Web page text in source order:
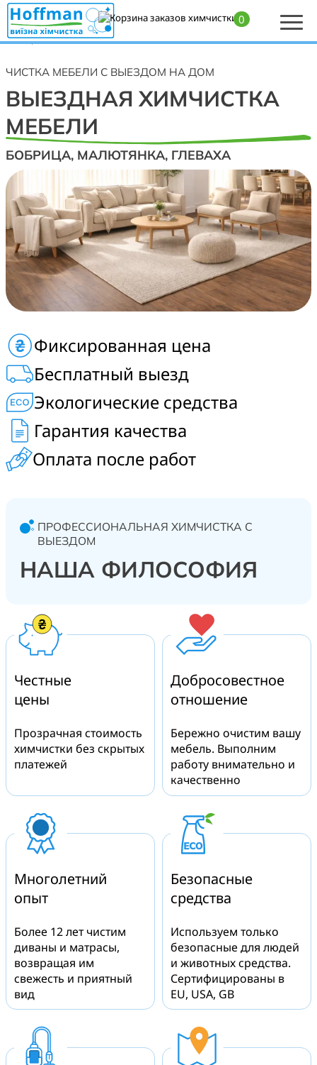
0
Главная>Химчистка мягкой мебели, диванов, кресел, матрасов и ковров
— Бобрица, Малютянка, Глеваха
ЧИСТКА МЕБЕЛИ С ВЫЕЗДОМ НА ДОМ
ВЫЕЗДНАЯ ХИМЧИСТКА
МЕБЕЛИ
БОБРИЦА, МАЛЮТЯНКА, ГЛЕВАХА
матрасов, ковров, ковролина, кресел и стульев в
Бобрице, Малютянке, Глевахе, Плесецком, Липовом
Скитке и Калиновке.
Фиксированная цена
Бесплатный выезд
Экологические средства
Гарантия качества
Оплата после работ
ПРОФЕССИОНАЛЬНАЯ ХИМЧИСТКА С
ВЫЕЗДОМ
НАША ФИЛОСОФИЯ
Честные
цены
Прозрачная стоимость
химчистки без скрытых
платежей
Добросовестное
отношение
Бережно очистим вашу
мебель. Выполним
работу внимательно и
качественно
Многолетний
опыт
Более 12 лет чистим
диваны и матрасы,
возвращая им
свежесть и приятный
вид
Безопасные
средства
Используем только
безопасные для людей
и животных средства.
Сертифицированы в
EU, USA, GB